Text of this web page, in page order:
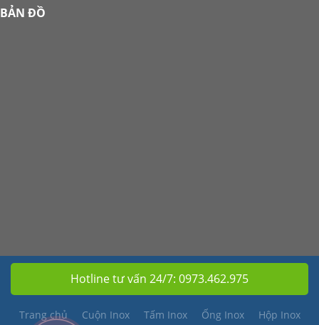
BẢN ĐỒ
Hotline tư vấn 24/7: 0973.462.975
Trang chủ Cuộn Inox Tấm Inox Ống Inox Hộp Inox